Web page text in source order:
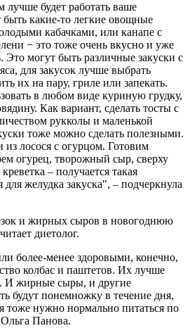
будет работать ваше
какие-то легкие овощные
кабачками, или канапе с
− это тоже очень вкусно и уже
Это могут быть различные закуски с
для закусок лучше выбрать
их на пару, гриле или запекать.
в любом виде куриную грудку,
Как вариант, сделать тосты с
рукколы и маленькой
тоже можно сделать полезными.
из лосося с огурцом. Готовим
огурец, творожный сыр, сверху
– получается такая
желудка закуска", – подчеркнула
и жирных сыров в новогоднюю
диетолог.
более-менее здоровыми, конечно,
колбас и паштетов. Их лучше
И жирные сыры, и другие
будут понемножку в течение дня,
тоже нужно нормально питаться по
Панова.